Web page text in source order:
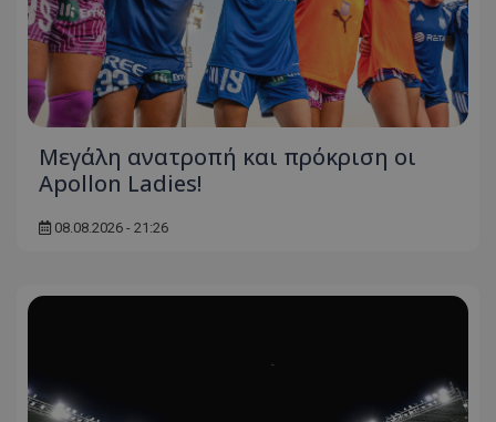
Μεγάλη ανατροπή και πρόκριση οι
Apollon Ladies!
08.08.2026 - 21:26